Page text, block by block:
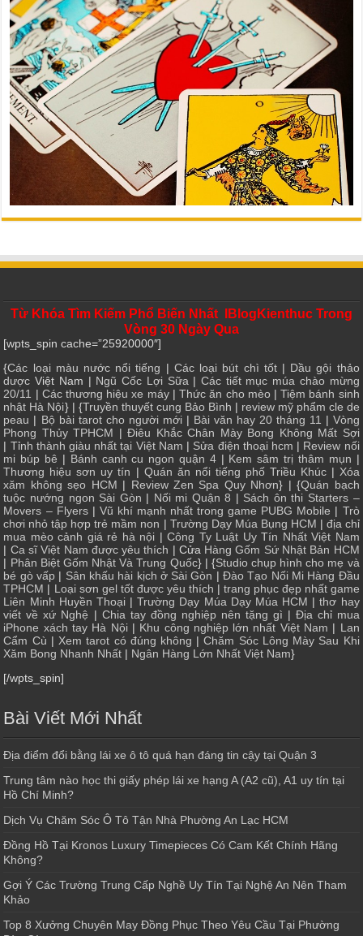
Từ Khóa Tìm Kiếm Phổ Biến Nhất IBlogKienthuc Trong
Vòng 30 Ngày Qua
[wpts_spin cache=”25920000″]
{Các loại màu nước nổi tiếng | Các loại bút chì tốt| Dầu gội thảo
dược Việt Nam | Ngũ Cốc Lợi Sữa | Các tiết mục múa chào mừng
20/11 | Các thương hiệu xe máy|Thức ăn cho mèo|Tiệm bánh sinh
nhật Hà Nội} | {Truyền thuyết cung Bảo Bình | review mỹ phẩm cle de
peau | Bộ bài tarot cho người mới| Bài văn hay 20 tháng 11 | Vòng
Phong Thủy TPHCM |Điêu Khắc Chân Mày Bong Không Mất Sợi
| Tỉnh thành giàu nhất tại Việt Nam | Sửa điện thoại hcm | Review nối
mi búp bê | Bánh canh cu ngon quận 4| Kem sâm trị thâm mụn |
Thương hiệu sơn uy tín | Quán ăn nổi tiếng phố Triều Khúc| Xóa
xăm không sẹo HCM | Review Zen Spa Quy Nhơn} | {Quán bạch
tuộc nướng ngon Sài Gòn | Nối mi Quận 8 | Sách ôn thi Starters –
Movers – Flyers| Vũ khí mạnh nhất trong game PUBG Mobile | Trò
chơi nhỏ tập hợp trẻ mầm non | Trường Dạy Múa Bụng HCM | địa chỉ
mua mèo cảnh giá rẻ hà nội |Công Ty Luật Uy Tín Nhất Việt Nam
| Ca sĩ Việt Nam được yêu thích | Cửa Hàng Gốm Sứ Nhật Bản HCM
| Phân Biệt Gốm Nhật Và Trung Quốc} | {Studio chụp hình cho mẹ và
bé gò vấp | Sân khấu hài kịch ở Sài Gòn |Đào Tạo Nối Mi Hàng Đầu
TPHCM | Loại sơn gel tốt được yêu thích | trang phục đẹp nhất game
Liên Minh Huyền Thoại|Trường Dạy Múa Dạy Múa HCM |thơ hay
viết về xứ Nghệ | Chia tay đồng nghiệp nên tặng gì | Địa chỉ mua
iPhone xách tay Hà Nội| Khu công nghiệp lớn nhất Việt Nam | Lan
Cẩm Cù | Xem tarot có đúng không |Chăm Sóc Lông Mày Sau Khi
Xăm Bong Nhanh Nhất | Ngân Hàng Lớn Nhất Việt Nam}
[/wpts_spin]
Bài Viết Mới Nhất
Địa điểm đổi bằng lái xe ô tô quá hạn đáng tin cậy tại Quận 3
Trung tâm nào học thi giấy phép lái xe hạng A (A2 cũ), A1 uy tín tại
Hồ Chí Minh?
Dịch Vụ Chăm Sóc Ô Tô Tận Nhà Phường An Lạc HCM
Đồng Hồ Tại Kronos Luxury Timepieces Có Cam Kết Chính Hãng
Không?
Gợi Ý Các Trường Trung Cấp Nghề Uy Tín Tại Nghệ An Nên Tham
Khảo
Top 8 Xưởng Chuyên May Đồng Phục Theo Yêu Cầu Tại Phường